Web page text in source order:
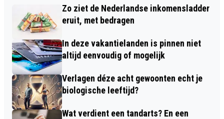
Zo ziet de Nederlandse inkomensladder
eruit, met bedragen
In deze vakantielanden is pinnen niet
altijd eenvoudig of mogelijk
Verlagen déze acht gewoonten echt je
biologische leeftijd?
Wat verdient een tandarts? En een